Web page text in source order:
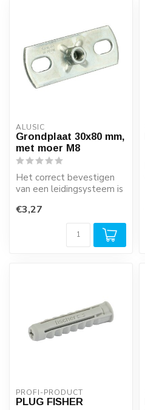
ALUSIC
Grondplaat 30x80 mm,
met moer M8
Het correct bevestigen
van een leidingsysteem is
rekeni...
€3,27
PROFI-PRODUCT
PLUG FISHER